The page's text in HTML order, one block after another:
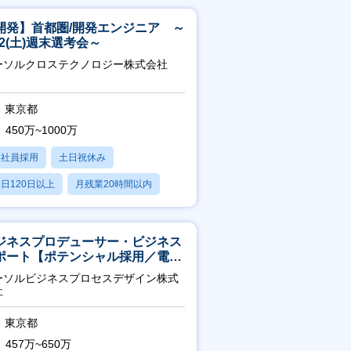
発】首都圏/開発エンジニア ～
土)週末選考会～
ソルクロステクノロジー株式会社
東京都
450万~1000万
員採用 土日祝休み
120日以上 月残業20時間以内
あり
ネスプロデューサー・ビジネス
ート【ポテンシャル採用／電
ガス等の民間向けプロジェクト
】
ソルビジネスプロセスデザイン株式
東京都
457万~650万